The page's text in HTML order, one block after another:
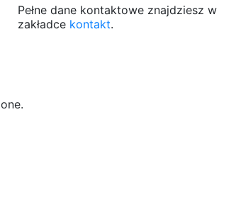
Pełne dane kontaktowe znajdziesz w
zakładce kontakt.